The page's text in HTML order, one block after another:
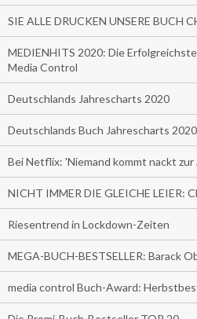
SIE ALLE DRUCKEN UNSERE BUCH
MEDIENHITS 2020: Die
Media Control
Deutschlands Jahrescharts 2020
Deutschlands Buch Jahrescharts 2020
Bei Netflix: 'Niemand kommt nackt
NICHT IMMER DIE GLEICHE LEIER:
Riesentrend in Lockdown-Zeiten
MEGA-BUCH-BESTSELLER: Barack
media control Buch-Award: